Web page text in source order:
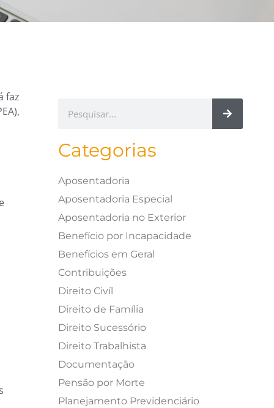
faz
Categorias
Aposentadoria
Aposentadoria Especial
Aposentadoria no Exterior
Benefício por Incapacidade
Benefícios em Geral
Contribuições
Direito Civíl
Direito de Família
Direito Sucessório
Direito Trabalhista
Documentação
Pensão por Morte
Planejamento Previdenciário